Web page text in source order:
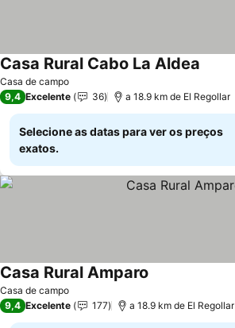
Casa de campo
Casa Rural Cabo La Aldea
9,4 Excelente 36 a 18.9 km de El Regollar
Selecione as datas para ver os preços
exatos.
Casa de campo
Casa Rural Amparo
9,4 Excelente 177 a 18.9 km de El Regollar